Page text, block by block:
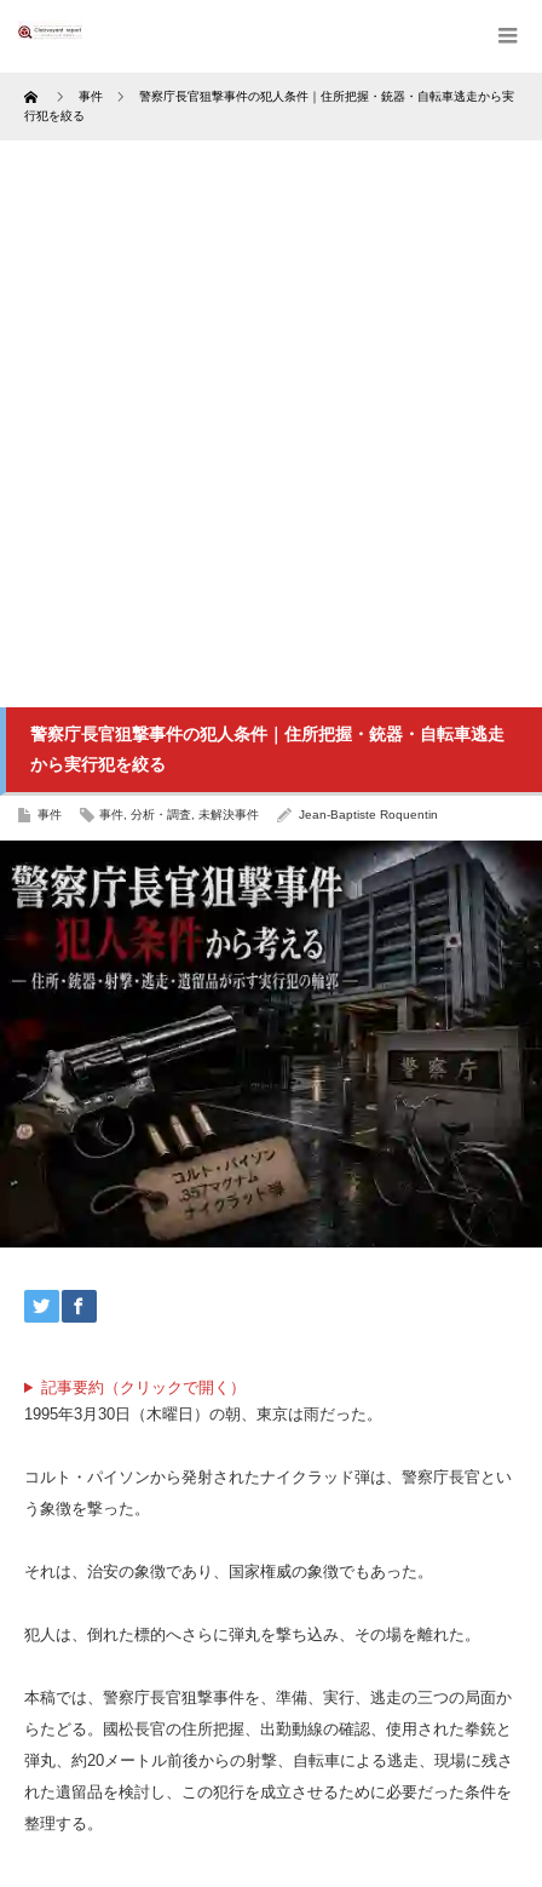
Home 事件
警察庁長官狙撃事件の犯人条件｜住所把握・銃器・自転車逃走から実
行犯を絞る
警察庁長官狙撃事件の犯人条件｜住所把握・銃器・自転車逃走
から実行犯を絞る
事件 事件 分析・調査 未解決事件 Jean-Baptiste Roquentin
記事要約（クリックで開く）
1995年3月30日（木曜日）の朝、東京は雨だった。
コルト・パイソンから発射されたナイクラッド弾は、警察庁長官とい
う象徴を撃った。
それは、治安の象徴であり、国家権威の象徴でもあった。
犯人は、倒れた標的へさらに弾丸を撃ち込み、その場を離れた。
本稿では、警察庁長官狙撃事件を、準備、実行、逃走の三つの局面か
らたどる。國松長官の住所把握、出勤動線の確認、使用された拳銃と
弾丸、約20メートル前後からの射撃、自転車による逃走、現場に残さ
れた遺留品を検討し、この犯行を成立させるために必要だった条件を
整理する。